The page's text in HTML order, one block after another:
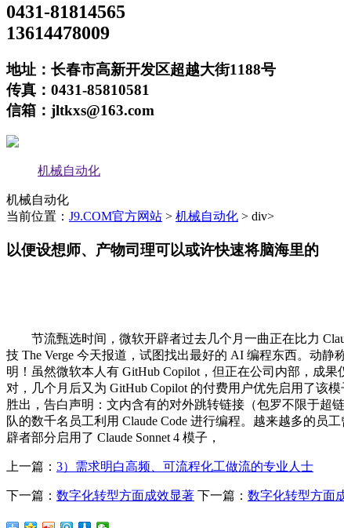
0431-81814565
13614478009
地址：长春市高新开发区超越大街1188号
传真：0431-85810581
信箱：jltkxs@163.com
机械自动化
机械自动化
当前位置： J9.COM官方网站 > 机械自动化 > div>
以便设想师、产物司理可以或许快速将脑海里的
节流甄选时间，微软开辟者过去几个月一曲正在比力
技 The Verge 今天报道，试图找出最好的 AI 编程东西。动
明！虽然微软本人有 GitHub Copilot，但正在公司内部，成
对，几个月后又为 GitHub Copilot 的付费用户优先启用了该
胜出，告白声明：文内含有的对外跳转链接（包罗不限于超
队的数千名员工利用 Claude Code 进行编程。越来越多的员
辟者部分启用了 Claude Sonnet 4 模子，
上一篇： 3）需求明白高频、可流程化工做流的专业人士
下一篇： 数字化转型方面成效显著 下一篇： 数字化转型方面